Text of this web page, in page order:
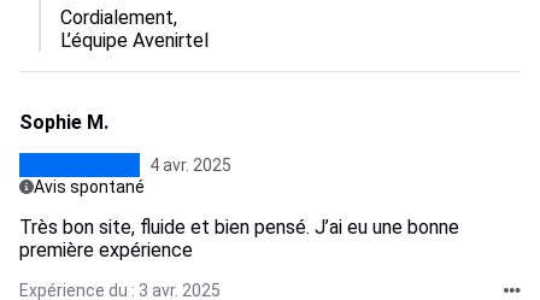
Cordialement,
L’équipe Avenirtel
Sophie M.
4 avr. 2025
Avis spontané
Très bon site, fluide et bien pensé. J’ai eu une bonne
première expérience
Expérience du : 3 avr. 2025